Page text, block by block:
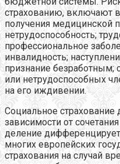
страхованию, включают
получения
нетрудоспособность;
профессиональное
инвалидность;
признание безработным;
или нетрудоспособных
на его иждивении.
Социальное страхование
зависимости от
деление
многих европейских
страхования на случай